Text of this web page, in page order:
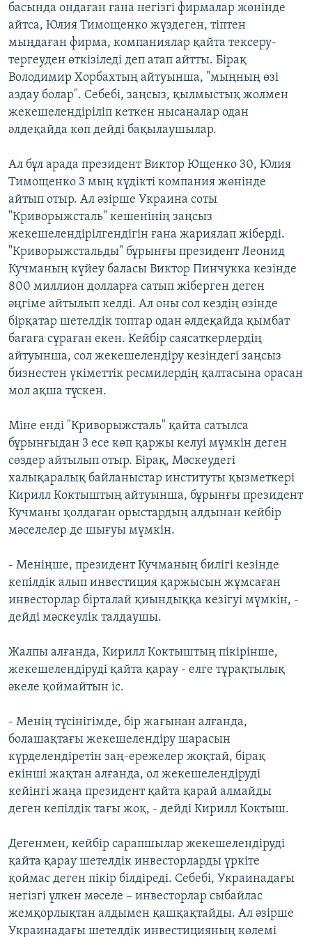
басында ондаған ғана негізгі фирмалар жөнінде
айтса, Юлия Тимощенко жүздеген, тіптен
мыңдаған фирма, компаниялар қайта тексеру-
тергеуден өткізіледі деп атап айтты. Бірақ
Володимир Хорбахтың айтуынша, "мыңның өзі
аздау болар". Себебі, заңсыз, қылмыстық жолмен
жекешелендіріліп кеткен нысаналар одан
әлдеқайда көп дейді бақылаушылар.
Ал бұл арада президент Виктор Ющенко 30, Юлия
Тимощенко 3 мың күдікті компания жөнінде
айтып отыр. Ал әзірше Украина соты
"Криворыжсталь" кешенінің заңсыз
жекешелендірілгендігін ғана жариялап жіберді.
"Криворыжстальды" бұрынғы президент Леонид
Кучманың күйеу баласы Виктор Пинчукка кезінде
800 миллион долларға сатып жіберген деген
әңгіме айтылып келді. Ал оны сол кездің өзінде
бірқатар шетелдік топтар одан әлдеқайда қымбат
бағаға сұраған екен. Кейбір саясаткерлердің
айтуынша, сол жекешелендіру кезіндегі заңсыз
бизнестен үкіметтік ресмилердің қалтасына орасан
мол ақша түскен.
Міне енді "Криворыжсталь" қайта сатылса
бұрынғыдан 3 есе көп қаржы келуі мүмкін деген
сөздер айтылып отыр. Бірақ, Мәскеудегі
халықаралық байланыстар институты қызметкері
Кирилл Коктыштың айтуынша, бұрынғы президент
Кучманы қолдаған орыстардың алдынан кейбір
мәселелер де шығуы мүмкін.
- Меніңше, президент Кучманың билігі кезінде
кепілдік алып инвестиция қаржысын жұмсаған
инвесторлар бірталай қиындыққа кезігуі мүмкін, -
дейді мәскеулік талдаушы.
Жалпы алғанда, Кирилл Коктыштың пікірінше,
жекешелендіруді қайта қарау - елге тұрақтылық
әкеле қоймайтын іс.
- Менің түсінігімде, бір жағынан алғанда,
болашақтағы жекешелендіру шарасын
күрделендіретін заң-ережелер жоқтай, бірақ
екінші жақтан алғанда, ол жекешелендіруді
кейінгі жаңа президент қайта қарай алмайды
деген кепілдік тағы жоқ, - дейді Кирилл Коктыш.
Дегенмен, кейбір сарапшылар жекешелендіруді
қайта қарау шетелдік инвесторларды үркіте
қоймас деген пікір білдіреді. Себебі, Украинадағы
негізгі үлкен мәселе – инвесторлар сыбайлас
жемқорлықтан алдымен қашқақтайды. Ал әзірше
Украинадағы шетелдік инвестицияның көлемі